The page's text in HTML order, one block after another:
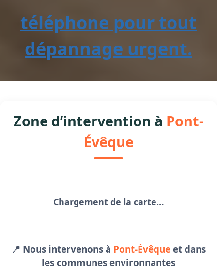
téléphone pour tout
dépannage urgent.
Zone d’intervention à Pont-
Évêque
Chargement de la carte…
📍 Nous intervenons à Pont-Évêqueet dans
les communes environnantes